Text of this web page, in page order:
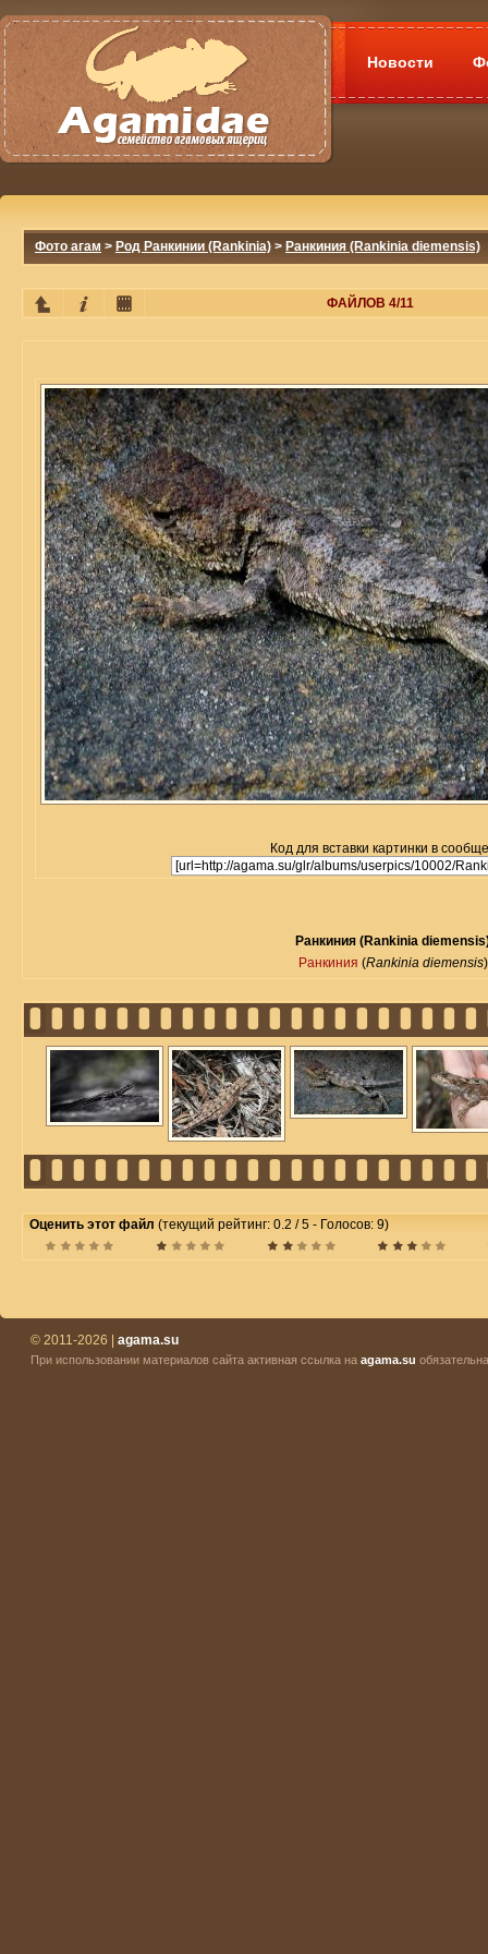
Новости
Фото агам > Род Ранкинии (Rankinia) > Ранкиния (Rankinia diemensis)
ФАЙЛОВ 4/11
Код для вставки картинки в
Ранкиния (Rankinia
Ранкиния (Rankinia diemensis)
Оценить этот файл (текущий рейтинг: 0.2 / 5 - Голосов: 9)
© 2011-2026 | agama.su
При использовании материалов сайта активная ссылка на agama.su